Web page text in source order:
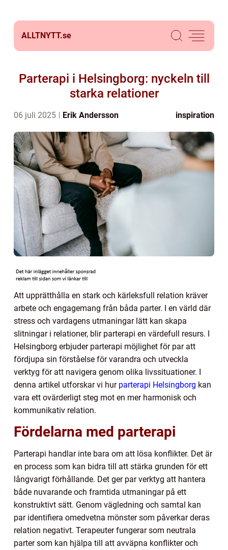
ALLTNYTT.se
Parterapi i Helsingborg: nyckeln till
starka relationer
06 juli 2025 Erik Andersson inspiration
Att upprätthålla en stark och kärleksfull relation kräver
arbete och engagemang från båda parter. I en värld där
stress och vardagens utmaningar lätt kan skapa
slitningar i relationer, blir parterapi en värdefull resurs. I
Helsingborg erbjuder parterapi möjlighet för par att
fördjupa sin förståelse för varandra och utveckla
verktyg för att navigera genom olika livssituationer. I
denna artikel utforskar vi hur parterapi Helsingborg kan
vara ett ovärderligt steg mot en mer harmonisk och
kommunikativ relation.
Fördelarna med parterapi
Parterapi handlar inte bara om att lösa konflikter. Det är
en process som kan bidra till att stärka grunden för ett
långvarigt förhållande. Det ger par verktyg att hantera
både nuvarande och framtida utmaningar på ett
konstruktivt sätt. Genom vägledning och samtal kan
par identifiera omedvetna mönster som påverkar deras
relation negativt. Terapeuter fungerar som neutrala
parter som kan hjälpa till att avväpna konflikter och